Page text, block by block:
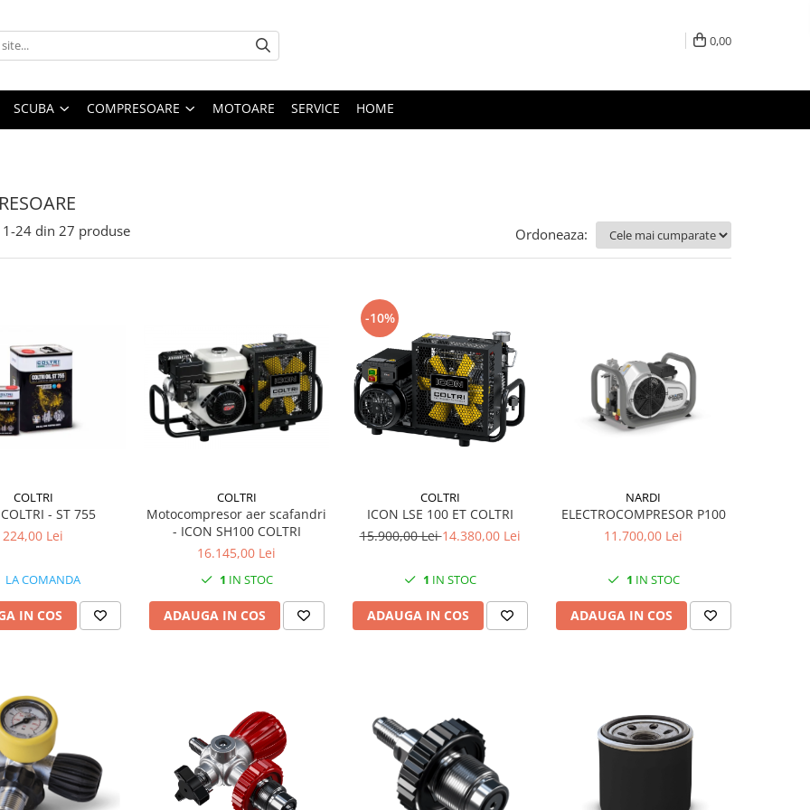
0,00
SCUBA COMPRESOARE MOTOARE SERVICE HOME
1-24 din 27 produse Ordoneaza:
COLTRI
- ST 755
224,00 Lei
LA COMANDA
IN COS
COLTRI
Motocompresor aer scafandri
- ICON SH100 COLTRI
16.145,00 Lei
1 IN STOC
ADAUGA IN COS
-10%
COLTRI
ICON LSE 100 ET COLTRI
15.900,00 Lei14.380,00 Lei
1 IN STOC
ADAUGA IN COS
NARDI
ELECTROCOMPRESOR P100
11.700,00 Lei
1 IN STOC
ADAUGA IN COS